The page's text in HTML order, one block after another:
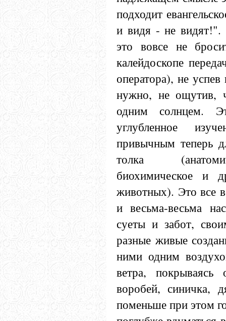
подходит
и видя - не видят!".
это вовсе не
калейдоскопе
оператора), не успев
нужно, не ощутив,
одним солнцем.
углубленное
привычным теперь
толка
биохимическое и
животных). Это все
и весьма-весьма
суеты и забот,
разные живые
ними одним
ветра,
воробей, синичка,
поменьше при этом